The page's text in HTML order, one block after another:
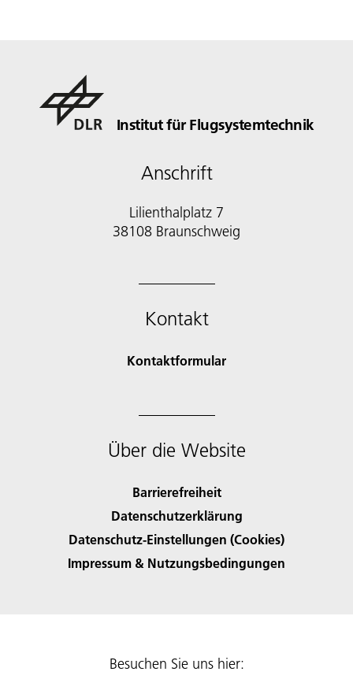
Institut für Flugsystemtechnik
Anschrift
Lilienthalplatz 7
38108 Braunschweig
Kontakt
Kontaktformular
Über die Website
Barrierefreiheit
Datenschutzerklärung
Datenschutz-Einstellungen (Cookies)
Impressum & Nutzungsbedingungen
Besuchen Sie uns hier: